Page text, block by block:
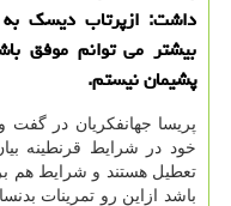
داشت: ازپرتاب دیسك
بیشتر می توانم موفق
پشیمان نیستم.
پریسا جهانفكریان در گفت
خود در شرایط قرنطینه
تعطیل هستند و شرایط هم
باشد ازاین رو تمرینات